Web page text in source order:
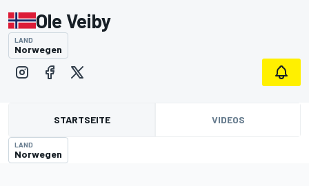
Ole Veiby
LAND
Norwegen
STARTSEITE VIDEOS
LAND
Norwegen